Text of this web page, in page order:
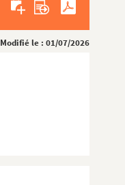
Modifié le : 01/07/2026